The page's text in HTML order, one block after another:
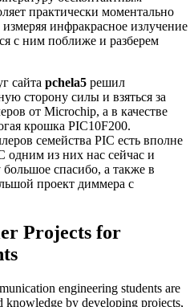
практически моментально
инфракрасное излучение
с ним поближе и разберем
сайта pchela5 решил
сторону силы и взяться за
от Microchip, а в качестве
крошка PIC10F200.
семейства PIC есть вполне
одним из них нас сейчас и
спасибо, а также в
проект диммера с
Projects for
engineering students are
by developing projects,